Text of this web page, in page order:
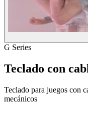
G Series
Teclado con
Teclado para juegos con
mecánicos